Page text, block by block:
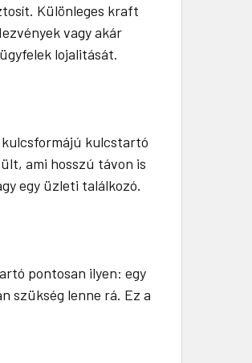
Különleges kraft
vagy akár
lojalitását.
kulcstartó
ami hosszú távon is
egy üzleti találkozó.
pontosan ilyen: egy
szükség lenne rá. Ez a